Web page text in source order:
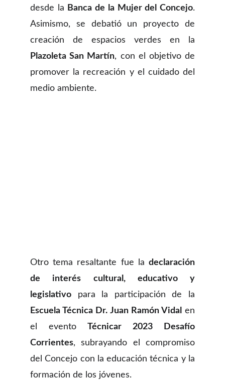
desde la Banca de la Mujer del Concejo.
Asimismo, se debatió un proyecto de
creación de espacios verdes en la
Plazoleta San Martín, con el objetivo de
promover la recreación y el cuidado del
medio ambiente.
Otro tema resaltante fue la declaración
de interés cultural, educativo y
legislativo para la participación de la
Escuela Técnica Dr. Juan Ramón Vidal en
el evento Técnicar 2023
Desafío
Corrientes, subrayando el compromiso
del Concejo con la educación técnica y la
formación de los jóvenes.